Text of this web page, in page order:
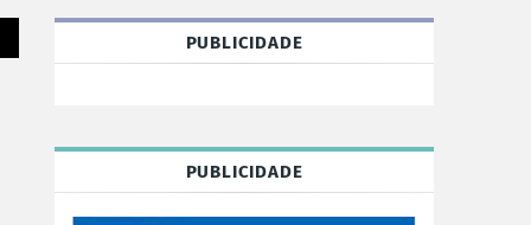
PUBLICIDADE
PUBLICIDADE